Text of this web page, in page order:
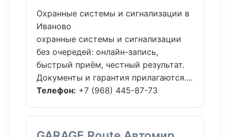
Охранные системы и сигнализации в
Иваново
охранные системы и сигнализации
без очередей: онлайн-запись,
быстрый приём, честный результат.
Документы и гарантия прилагаются....
Телефон: +7 (968) 445-87-73